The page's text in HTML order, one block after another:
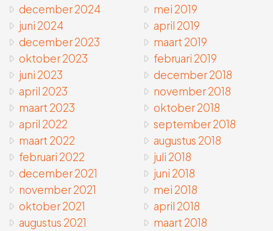
december 2024
juni 2024
december 2023
oktober 2023
juni 2023
april 2023
maart 2023
april 2022
maart 2022
februari 2022
december 2021
november 2021
oktober 2021
augustus 2021
mei 2019
april 2019
maart 2019
februari 2019
december 2018
november 2018
oktober 2018
september 2018
augustus 2018
juli 2018
juni 2018
mei 2018
april 2018
maart 2018